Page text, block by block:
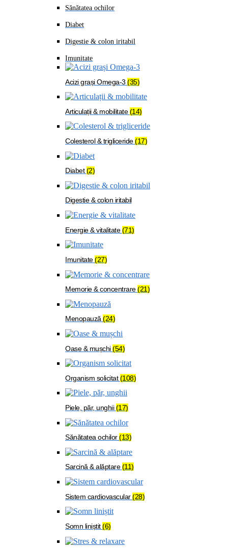
Sănătatea ochilor
Diabet
Digestie & colon iritabil
Imunitate
Acizi grași Omega-3 (35)
Articulații & mobilitate(14)
Colesterol & trigliceride(17)
Diabet(2)
Digestie & colon iritabil
Energie & vitalitate(71)
Imunitate(27)
Memorie & concentrare(21)
Menopauză(24)
Oase & mușchi(54)
Organism solicitat(108)
Piele, păr, unghii(17)
Sănătatea ochilor(13)
Sarcină & alăptare(11)
Sistem cardiovascular(28)
Somn liniștit(6)